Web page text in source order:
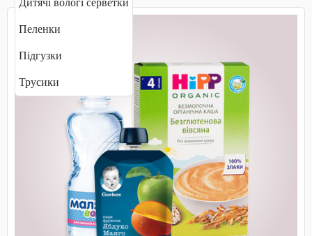
Дитячі вологі серветки
Пеленки
Підгузки
Трусики